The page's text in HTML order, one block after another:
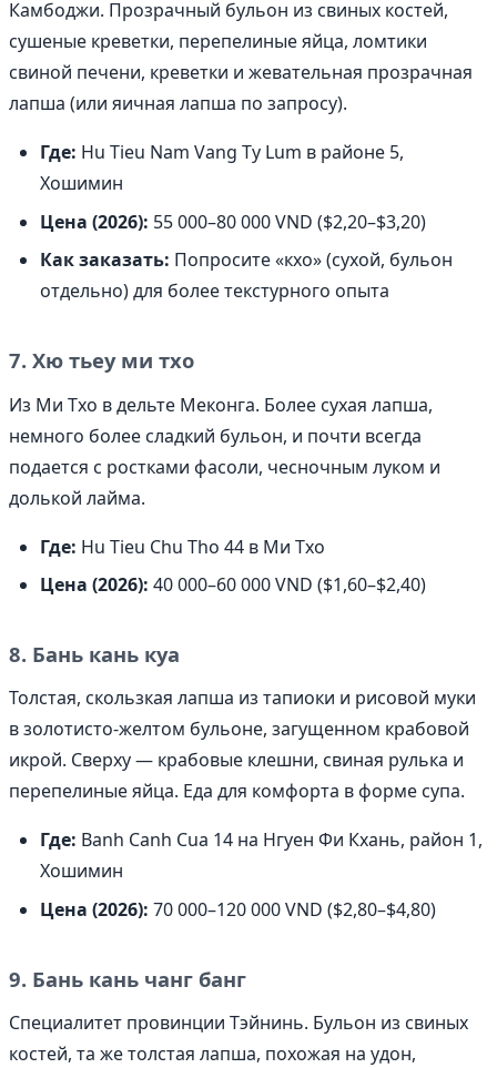
Камбоджи. Прозрачный бульон из свиных костей,
сушеные креветки, перепелиные яйца, ломтики
свиной печени, креветки и жевательная прозрачная
лапша (или яичная лапша по запросу).
Где: Hu Tieu Nam Vang Ty Lum в районе 5,
Хошимин
Цена (2026): 55 000–80 000 VND ($2,20–$3,20)
Как заказать: Попросите «кхо» (сухой, бульон
отдельно) для более текстурного опыта
7. Хю тьеу ми тхо
Из Ми Тхо в дельте Меконга. Более сухая лапша,
немного более сладкий бульон, и почти всегда
подается с ростками фасоли, чесночным луком и
долькой лайма.
Где: Hu Tieu Chu Tho 44 в Ми Тхо
Цена (2026): 40 000–60 000 VND ($1,60–$2,40)
8. Бань кань куа
Толстая, скользкая лапша из тапиоки и рисовой муки
в золотисто-желтом бульоне, загущенном крабовой
икрой. Сверху — крабовые клешни, свиная рулька и
перепелиные яйца. Еда для комфорта в форме супа.
Где: Banh Canh Cua 14 на Нгуен Фи Кхань, район 1,
Хошимин
Цена (2026): 70 000–120 000 VND ($2,80–$4,80)
9. Бань кань чанг банг
Специалитет провинции Тэйнинь. Бульон из свиных
костей, та же толстая лапша, похожая на удон,